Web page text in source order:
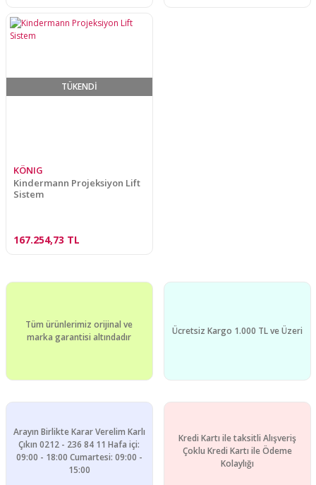
TÜKENDİ
KÖNIG
Kindermann Projeksiyon Lift
Sistem
167.254,73 TL
Tüm ürünlerimiz orijinal ve
marka garantisi altındadır
Ücretsiz Kargo 1.000 TL ve Üzeri
Arayın Birlikte Karar Verelim Karlı
Çıkın 0212 - 236 84 11 Hafa içi:
09:00 - 18:00 Cumartesi: 09:00 -
15:00
Kredi Kartı ile taksitli Alışveriş
Çoklu Kredi Kartı ile Ödeme
Kolaylığı